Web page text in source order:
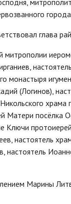
глава
митрополии
монастыря
(Логинов),
Матери посёлка
Ключи
настоятель
настоятель
Марины